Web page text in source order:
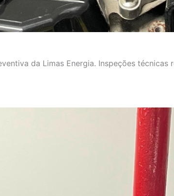
da Limas Energia. Inspeções técnicas